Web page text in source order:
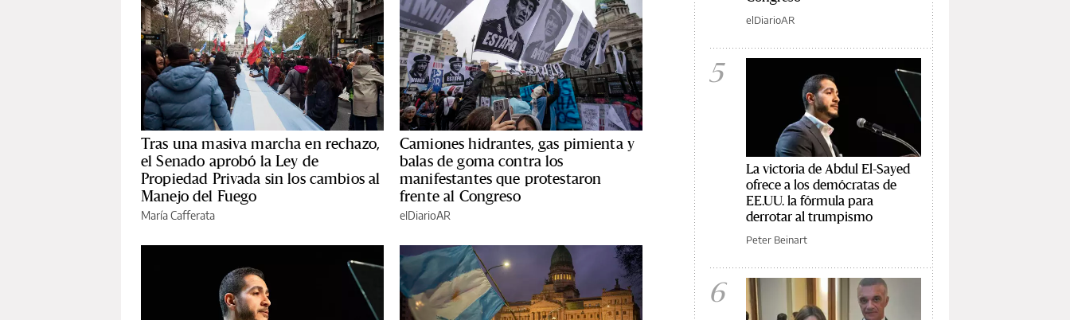
Tras una masiva marcha en rechazo,
el Senado aprobó la Ley de
Propiedad Privada sin los cambios al
Manejo del Fuego
María Cafferata
Camiones hidrantes, gas pimienta y
balas de goma contra los
manifestantes que protestaron
frente al Congreso
elDiarioAR
elDiarioAR
5
La victoria de Abdul El-Sayed
ofrece a los demócratas de
EE.UU. la fórmula para
derrotar al trumpismo
Peter Beinart
6